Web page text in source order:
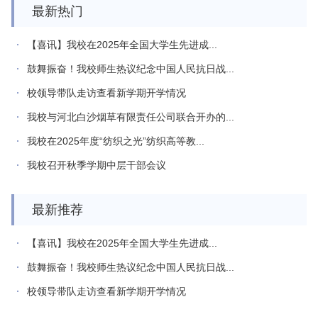
最新热门
【喜讯】我校在2025年全国大学生先进成...
鼓舞振奋！我校师生热议纪念中国人民抗日战...
校领导带队走访查看新学期开学情况
我校与河北白沙烟草有限责任公司联合开办的...
我校在2025年度“纺织之光”纺织高等教...
我校召开秋季学期中层干部会议
最新推荐
【喜讯】我校在2025年全国大学生先进成...
鼓舞振奋！我校师生热议纪念中国人民抗日战...
校领导带队走访查看新学期开学情况